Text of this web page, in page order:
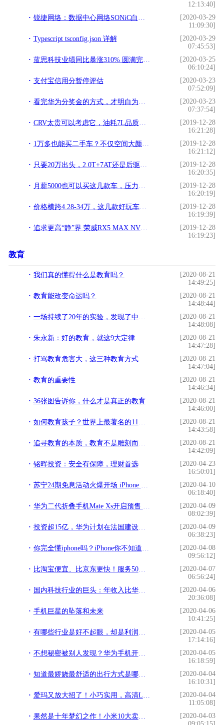
12:13:40]
锐捷网络：数据中心网络SONiC白盒技术的发展趋势
[2020-03-29
11:09:30]
Typescript tsconfig.json 详解
[2020-03-29
07:45:53]
蓝思科技业绩同比暴涨310% 圆满完成全年突围增长目标
[2020-03-25
06:10:24]
支付宝信用分暂停评估
[2020-03-23
07:52:09]
看完华为分奖金的方式，才明白为什么华为的员工能够奋斗再奋斗
[2020-03-23
07:37:54]
CRV太贵可以考虑它，油耗7L品质过硬，车宽近1.9米，10万就配1.5T
[2019-12-28
16:21:28]
1万多也能买二手车？不仅空间大颜值高，保养便宜还开不坏
[2019-12-28
16:21:12]
只要20万出头，2.0T+7AT还是后驱，英菲尼迪Q50L比天籁还值
[2019-12-28
16:20:35]
月薪5000也可以买这几款车，压力虽大，但胜在好用
[2019-12-28
16:20:19]
价格横跨4.28-34万，这几款好玩车型驾驶乐趣十足，不看看？
[2019-12-28
16:19:39]
追求更高“静”界 荣威RX5 MAX NVH设计解密
[2019-12-28
16:19:23]
教育
我们真的懂得什么是教育吗？
[2020-08-21
14:49:25]
教育能改变命运吗？
[2020-08-21
14:48:44]
一场持续了20年的实验，发现了中国教育的大问题
[2020-08-21
14:48:08]
朱永新：好的教育，就这9大定律
[2020-08-21
14:47:28]
打骂教育危害大，这三种教育方式，让孩子主动进步
[2020-08-21
14:47:04]
教育的重要性
[2020-08-21
14:46:34]
36张图告诉你，什么才是真正的教育
[2020-08-21
14:46:00]
如何教育孩子？世界上最著名的11种方法
[2020-08-21
14:43:58]
追寻教育的本质，教育不是雕刻而是唤醒
[2020-08-21
14:42:09]
铭晖投资：安全有保障，理财首选
[2020-04-23
16:50:01]
苏宁24期免息活动火爆开场 iPhone 11最低每月仅需220元
[2020-04-10
06:18:40]
华为二代折叠手机Mate Xs开启预售 16999元你准备好了吗？
[2020-04-09
08:02:39]
投资超15亿，华为计划在法国建设工厂！美国科技巨头欲恢复合作
[2020-04-09
06:38:23]
你完全懂iphone吗？iPhone你不知道的两个知识
[2020-04-08
09:56:12]
比淘宝便宜、比京东更快！服务50万村民，网络乡村是如何做到的？
[2020-04-07
06:56:24]
国内科技行业的巨头：年收入比华为阿里总和还多，掷600亿造芯片
[2020-04-06
20:36:08]
手机巨星的坠落和未来
[2020-04-06
10:41:25]
有哪些行业是好不起眼，却是利润特别的高？
[2020-04-05
17:14:16]
不想秘密被别人发现？华为手机开启这3大功能，一键轻松隐藏
[2020-04-05
16:18:59]
知道最娇娆最舒适的出行方式是哪种吗？
[2020-04-04
16:10:31]
爱玛又放大招了！小巧实用，高清LED显示屏，100km续航
[2020-04-04
11:05:08]
果然是十年梦幻之作！小米10大卖！3999元的定价太高明了
[2020-04-03